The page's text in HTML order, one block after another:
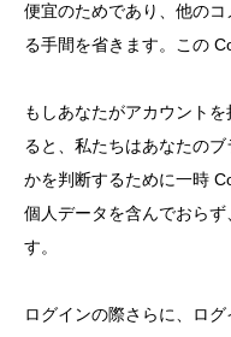
便宜のためであり、他の
る手間を省きます。この
もしあなたがアカウント
ると、私たちはあなたの
かを判断するために一時
個人データを含んでおら
す。
ログインの際さらに、ロ